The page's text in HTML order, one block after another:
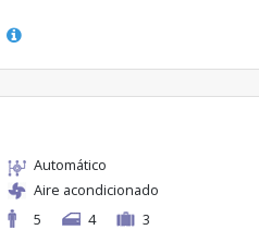
Automático
Aire acondicionado
5
4 3